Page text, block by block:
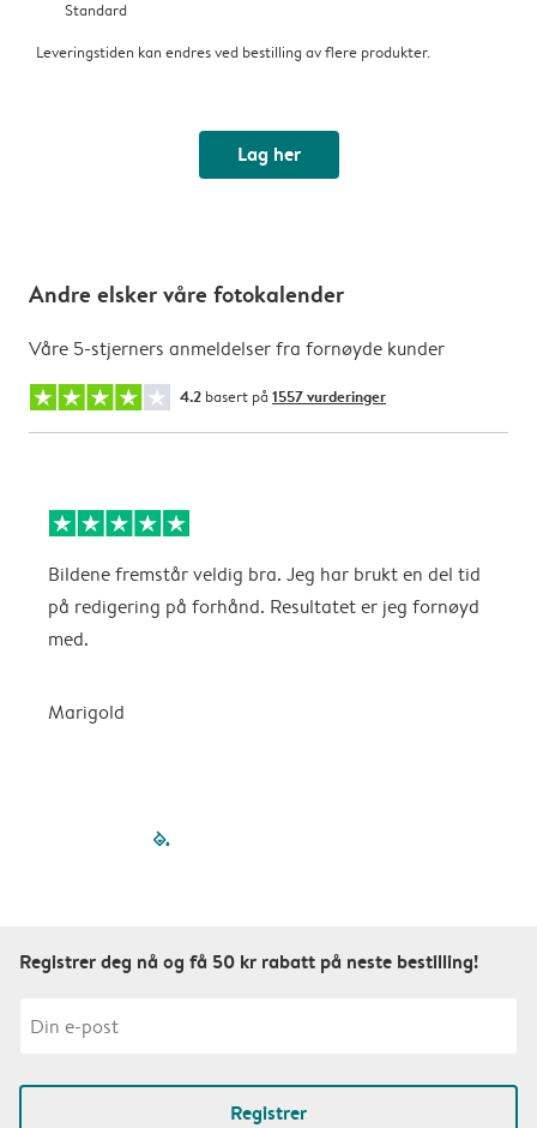
Standard
Leveringstiden kan endres ved bestilling av flere produkter.
Lag her
Andre elsker våre fotokalender
Våre 5-stjerners anmeldelser fra fornøyde kunder
4.2 basert på 1557 vurderinger
Bildene fremstår veldig bra. Jeg har brukt en del tid
på redigering på forhånd. Resultatet er jeg fornøyd
med.
Marigold
filled-pagination
Registrer deg nå og få 50 kr rabatt på neste bestilling!
Registrer